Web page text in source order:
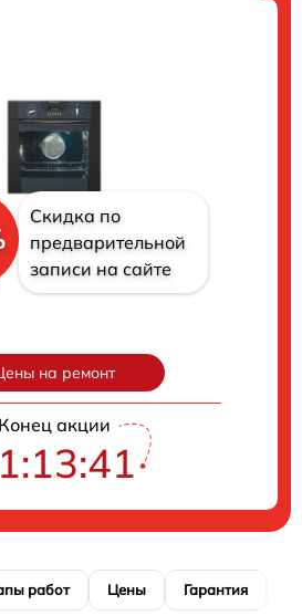
Скидка по
предварительной
записи на сайте
на ремонт
Конец акции
работ Цены Гарантия